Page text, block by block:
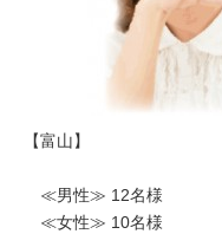
【富山】
≪男性≫ 12名様
≪女性≫ 10名様